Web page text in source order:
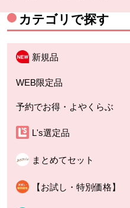
カテゴリで探す
新規品
WEB限定品
予約でお得・よやくらぶ
L's選定品
まとめてセット
【お試し・特別価格】